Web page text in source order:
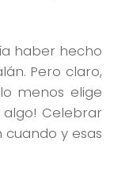
haber hecho
Pero claro,
menos elige
Celebrar
cuando y esas